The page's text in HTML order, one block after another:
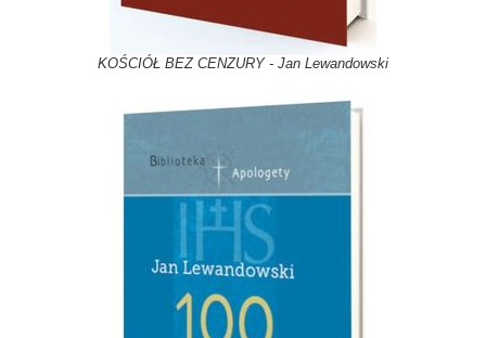
KOŚCIÓŁ BEZ CENZURY - Jan Lewandowski